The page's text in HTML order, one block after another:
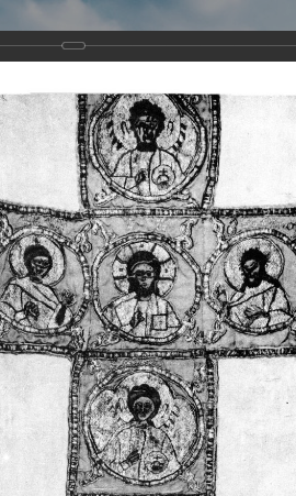
Земли
Сайт создан по
и
Галерея
Храмы-мученики Архангельска Свято-